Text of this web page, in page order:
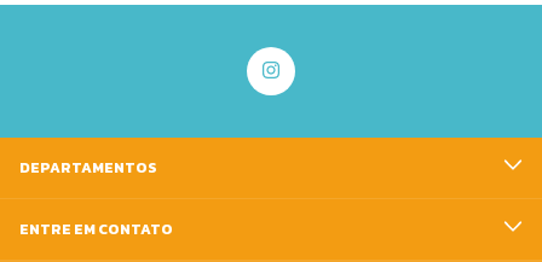
DEPARTAMENTOS
ENTRE EM CONTATO